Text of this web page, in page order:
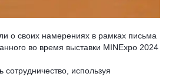
о своих намерениях в рамках письма
во время выставки MINExpo 2024
сотрудничество, используя